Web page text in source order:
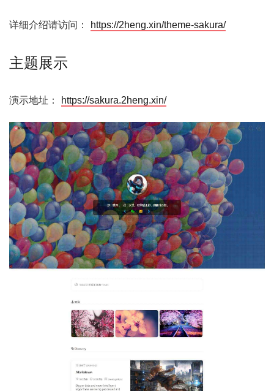
详细介绍请访问： https://2heng.xin/theme-sakura/
主题展示
演示地址： https://sakura.2heng.xin/